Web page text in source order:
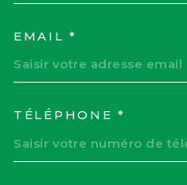
EMAIL *
TÉLÉPHONE *